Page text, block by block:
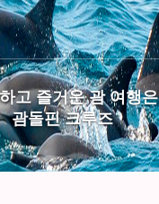
고 즐거운 괌 여행은
괌돌핀 크루즈